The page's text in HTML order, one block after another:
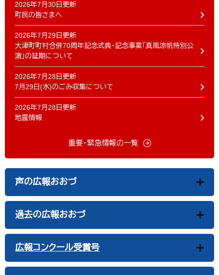
2026年7月30日更新
町民の皆さまへ
2026年7月29日更新
大津町町村合併70周年記念式典・記念事業「真風涼帆特別公
演」の延期について
2026年7月28日更新
7月29日(水)のごみ収集について
2026年7月28日更新
地震情報
重要・緊急情報の一覧
声の広報おおづ
過去の広報おおづ
広報コンクール受賞号